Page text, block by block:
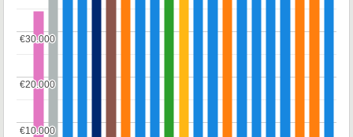
€10.000
€10.000
€20.000
€20.000
€30.000
€30.000